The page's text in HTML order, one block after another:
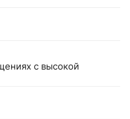
с высокой